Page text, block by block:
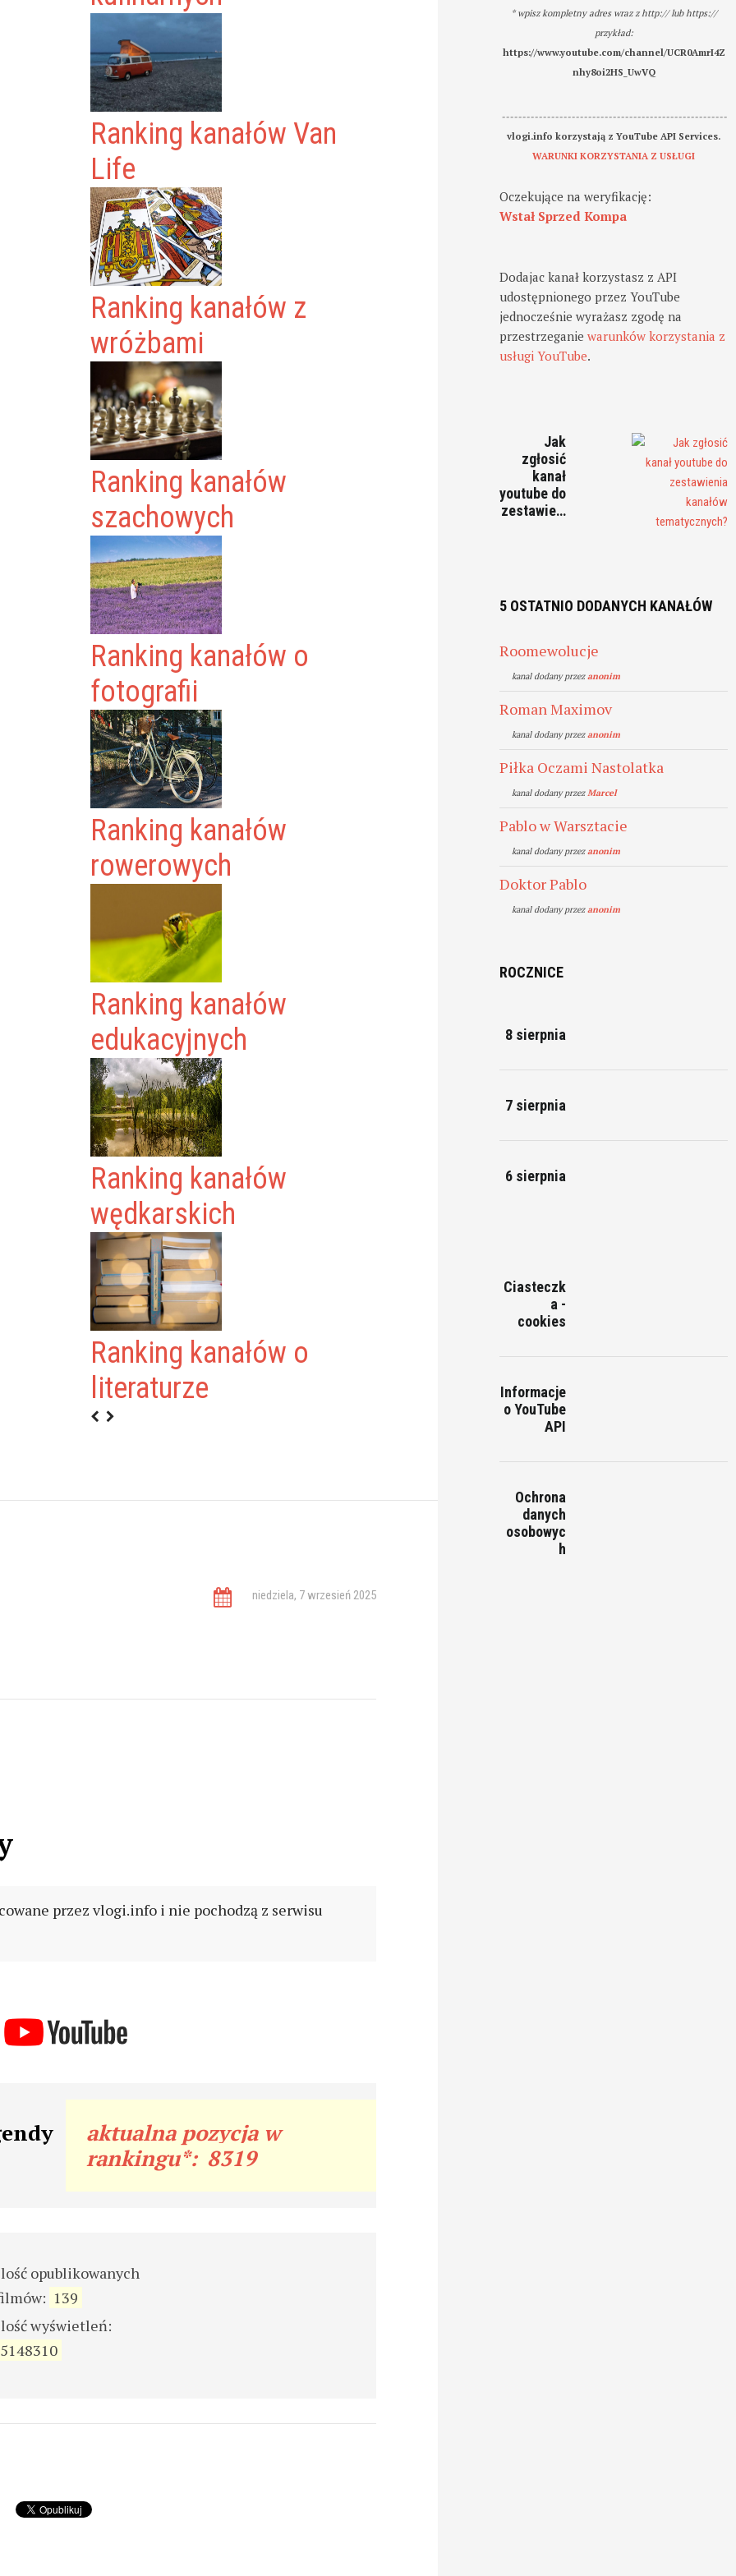
Ranking kanałów Van
Life
Ranking kanałów z
wróżbami
Ranking kanałów
szachowych
Ranking kanałów o
fotografii
Ranking kanałów
rowerowych
Ranking kanałów
edukacyjnych
Ranking kanałów
wędkarskich
Ranking kanałów o
literaturze
niedziela, 7 wrzesień 2025
przez vlogi.info i nie pochodzą z serwisu
aktualna pozycja w
rankingu*: 8319
opublikowanych
139
wyświetleń:
5148310
* wpisz kompletny adres wraz z http:// lub https://
przykład:
https://www.youtube.com/channel/UCR0AmrI4Z
nhy8oi2HS_UwVQ
-------------------------------------------------------
vlogi.info korzystają z YouTube API Services.
WARUNKI KORZYSTANIA Z USŁUGI
Oczekujące na weryfikację:
Wstał Sprzed Kompa
Dodajac kanał korzystasz z API
udostępnionego przez YouTube
jednocześnie wyrażasz zgodę na
przestrzeganiewarunków korzystania z
usługi YouTube.
Jak
zgłosić
kanał
youtube do
zestawie…
5 OSTATNIO DODANYCH KANAŁÓW
Roomewolucje
kanal dodany przezanonim
Roman Maximov
kanal dodany przezanonim
Piłka Oczami Nastolatka
kanal dodany przezMarcel
Pablo w Warsztacie
kanal dodany przezanonim
Doktor Pablo
kanal dodany przezanonim
ROCZNICE
8 sierpnia
7 sierpnia
6 sierpnia
Ciasteczk
a -
cookies
Informacje
o YouTube
API
Ochrona
danych
osobowyc
h